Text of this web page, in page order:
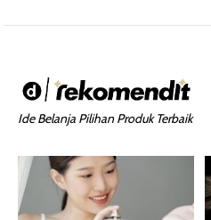
Ide Belanja Pilihan Produk Terbaik